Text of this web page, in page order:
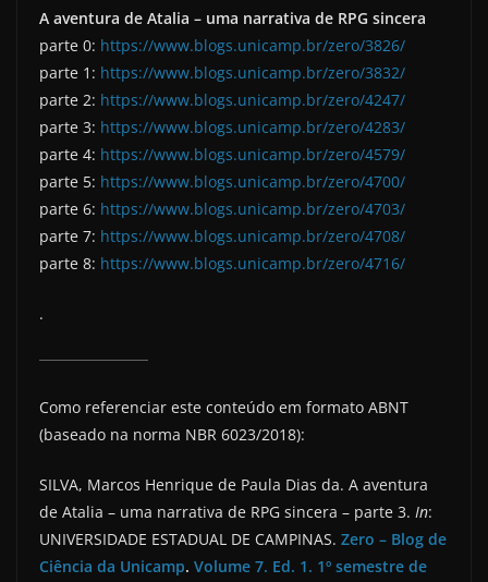
A aventura de Atalia – uma narrativa de RPG sincera
parte 0: https://www.blogs.unicamp.br/zero/3826/
parte 1: https://www.blogs.unicamp.br/zero/3832/
parte 2: https://www.blogs.unicamp.br/zero/4247/
parte 3: https://www.blogs.unicamp.br/zero/4283/
parte 4: https://www.blogs.unicamp.br/zero/4579/
parte 5: https://www.blogs.unicamp.br/zero/4700/
parte 6: https://www.blogs.unicamp.br/zero/4703/
parte 7: https://www.blogs.unicamp.br/zero/4708/
parte 8: https://www.blogs.unicamp.br/zero/4716/
.
Como referenciar este conteúdo em formato ABNT
(baseado na norma NBR 6023/2018):
SILVA, Marcos Henrique de Paula Dias da. A aventura
de Atalia – uma narrativa de RPG sincera – parte 3. In:
UNIVERSIDADE ESTADUAL DE CAMPINAS. Zero – Blog de
Ciência da Unicamp. Volume 7. Ed. 1. 1º semestre de